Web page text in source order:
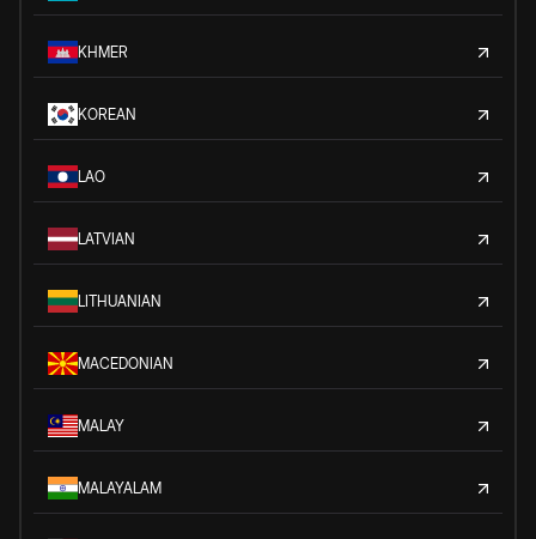
KHMER
KOREAN
LAO
LATVIAN
LITHUANIAN
MACEDONIAN
MALAY
MALAYALAM